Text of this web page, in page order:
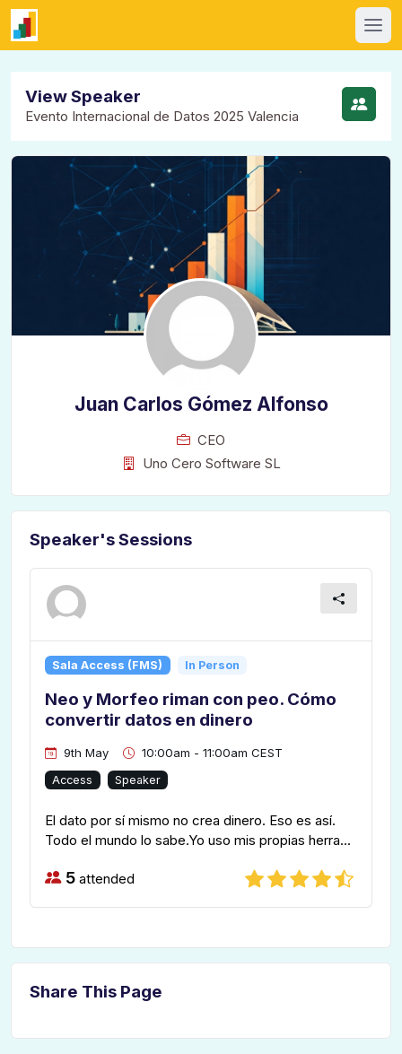
View Speaker
Evento Internacional de Datos 2025 Valencia
Juan Carlos Gómez Alfonso
CEO
Uno Cero Software SL
Speaker's Sessions
Sala Access (FMS) In Person
Neo y Morfeo riman con peo. Cómo
convertir datos en dinero
9th May 10:00am - 11:00am CEST
Access Speaker
El dato por sí mismo no crea dinero. Eso es así.
Todo el mundo lo sabe.Yo uso mis propias herra...
5 attended
Share This Page